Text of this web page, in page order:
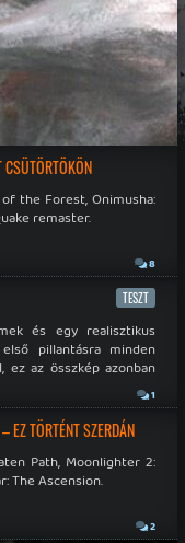
CSÜTÖRTÖKÖN
of the Forest, Onimusha:
remaster.
8
TESZT
és egy realisztikus
pillantásra minden
ez az összkép azonban
1
EZ TÖRTÉNT SZERDÁN
Path, Moonlighter 2:
The Ascension.
2